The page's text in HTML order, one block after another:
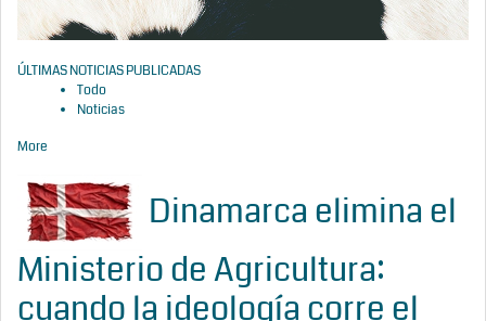
ÚLTIMAS NOTICIAS PUBLICADAS
Todo
Noticias
More
Dinamarca elimina el
Ministerio de Agricultura:
cuando la ideología corre el